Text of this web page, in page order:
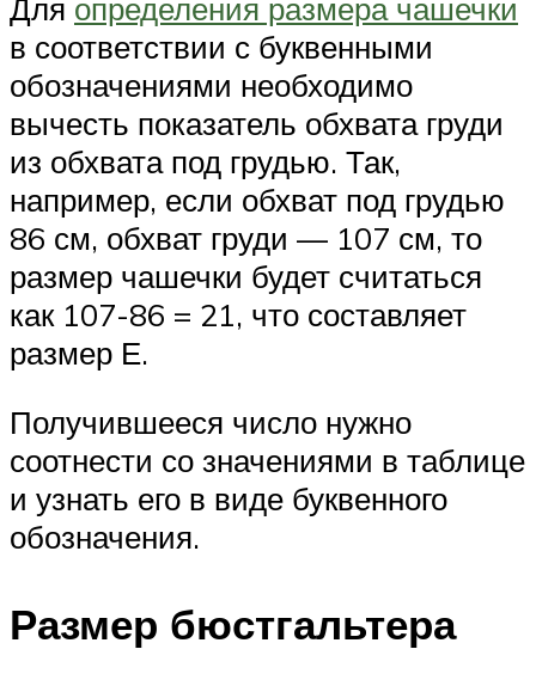
Для определения размера чашечки
в соответствии с буквенными
обозначениями необходимо
вычесть показатель обхвата груди
из обхвата под грудью. Так,
например, если обхват под грудью
86 см, обхват груди — 107 см, то
размер чашечки будет считаться
как 107-86 = 21, что составляет
размер Е.
Получившееся число нужно
соотнести со значениями в таблице
и узнать его в виде буквенного
обозначения.
Размер бюстгальтера